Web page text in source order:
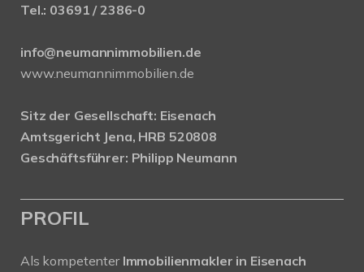
Tel.: 03691 / 2386-0
info@neumannimmobilien.de
www.neumannimmobilien.de
Sitz der Gesellschaft: Eisenach
Amtsgericht Jena, HRB 520808
Geschäftsführer: Philipp Neumann
PROFIL
Als kompetenter Immobilienmakler in Eisenach